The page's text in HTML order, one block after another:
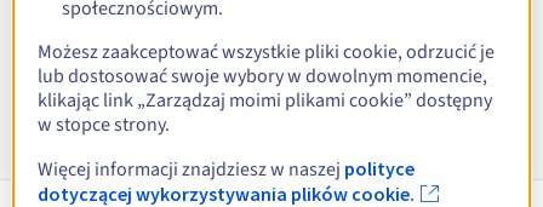
Zobacz wszystkie rozszerzenia
Informacje o .limited
społecznościowym.
Możesz zaakceptować wszystkie pliki cookie, odrzucić je
lub dostosować swoje wybory w dowolnym momencie,
klikając link „Zarządzaj moimi plikami cookie” dostępny
w stopce strony.
Więcej informacji znajdziesz w naszej polityce
dotyczącej wykorzystywania plików cookie.